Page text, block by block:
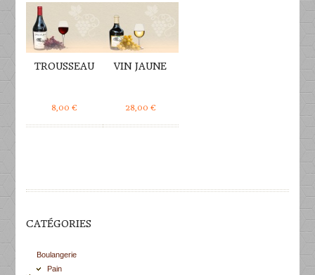
TROUSSEAU
8,00€
VIN JAUNE
28,00 €
CATÉGORIES
Boulangerie
Pain